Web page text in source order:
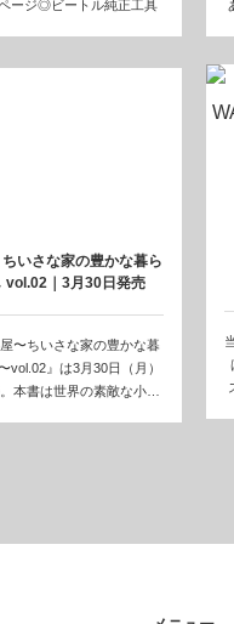
ージ◎ビートル純正工具
いさな家の豊かな暮ら
vol.02｜3月30日発売
屋〜ちいさな家の豊かな暮
vol.02』は3月30日（月）
本書は世界の素敵な小…